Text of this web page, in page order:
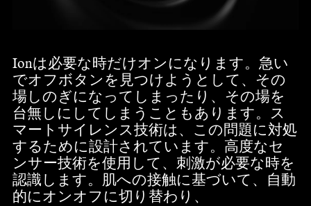
Ionは必要な時だけオンになります。急い
でオフボタンを見つけようとして、その
場しのぎになってしまったり、その場を
台無しにしてしまうこともあります。ス
マートサイレンス技術は、この問題に対処
するために設計されています。高度なセ
ンサー技術を使用して、刺激が必要な時を
認識します。肌への接触に基づいて、自動
的にオンオフに切り替わり、